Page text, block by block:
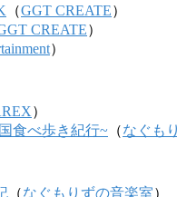
（GGT CREATE）
CREATE）
）
）
食べ歩き紀行~ （なぐも
（なぐもりずの音楽室）